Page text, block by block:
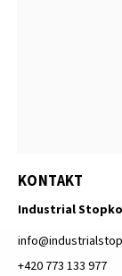
KONTAKT
Industrial
info@
+420 773 133 977